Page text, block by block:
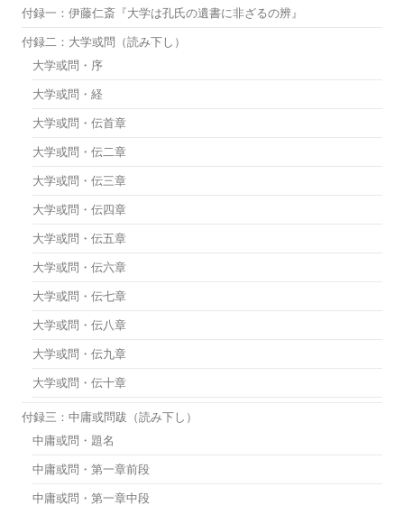
付録一：伊藤仁斎『大学は孔氏の遺書に非ざるの辨』
付録二：大学或問（読み下し）
大学或問・序
大学或問・経
大学或問・伝首章
大学或問・伝二章
大学或問・伝三章
大学或問・伝四章
大学或問・伝五章
大学或問・伝六章
大学或問・伝七章
大学或問・伝八章
大学或問・伝九章
大学或問・伝十章
付録三：中庸或問跋（読み下し）
中庸或問・題名
中庸或問・第一章前段
中庸或問・第一章中段